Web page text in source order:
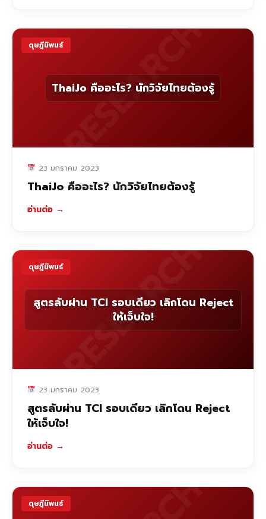
ดุษฎีนิพนธ์
ThaiJo คืออะไร? นักวิจัยไทยต้องรู้
RESEARCH
23 มกราคม 2023
ThaiJo คืออะไร? นักวิจัยไทยต้องรู้
อ่านต่อ →
ดุษฎีนิพนธ์
สูตรลับผ่าน TCI รอบเดียว เลิกโดน Reject
ให้เจ็บใจ!
RESEARCH
23 มกราคม 2023
สูตรลับผ่าน TCI รอบเดียว เลิกโดน Reject
ให้เจ็บใจ!
อ่านต่อ →
ดุษฎีนิพนธ์